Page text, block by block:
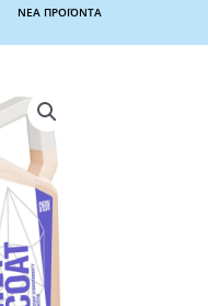
ΝΕΑ ΠΡΟΪΟΝΤΑ